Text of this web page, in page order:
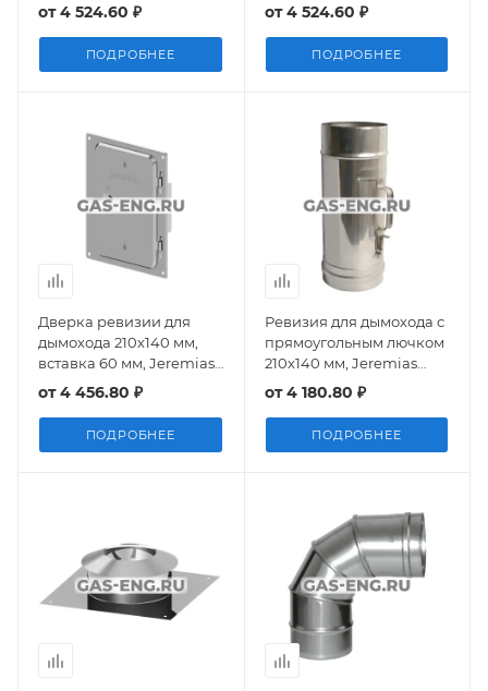
от4 524.60 ₽
ПОДРОБНЕЕ
от4 524.60 ₽
ПОДРОБНЕЕ
Дверка ревизии для
дымохода 210х140 мм,
вставка 60 мм, Jeremias
FU13
от4 456.80 ₽
ПОДРОБНЕЕ
Ревизия для дымохода с
прямоугольным лючком
210х140 мм, Jeremias
FU07
от4 180.80 ₽
ПОДРОБНЕЕ